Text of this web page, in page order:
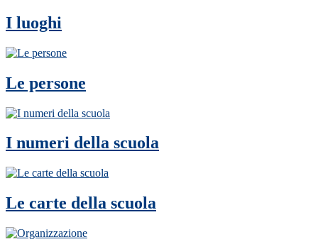
I luoghi
Le persone
I numeri della scuola
Le carte della scuola